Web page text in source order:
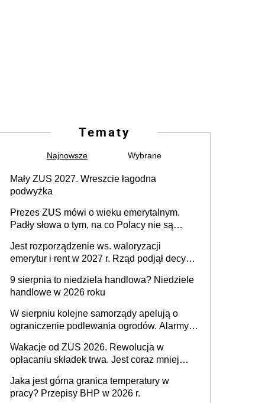
Tematy
Najnowsze Wybrane
Mały ZUS 2027. Wreszcie łagodna
podwyżka
Prezes ZUS mówi o wieku emerytalnym.
Padły słowa o tym, na co Polacy nie są
Jest rozporządzenie ws. waloryzacji
emerytur i rent w 2027 r. Rząd podjął decyzję
9 sierpnia to niedziela handlowa? Niedziele
handlowe w 2026 roku
W sierpniu kolejne samorządy apelują o
ograniczenie podlewania ogrodów. Alarmy w
może objąć cały kraj
Wakacje od ZUS 2026. Rewolucja w
opłacaniu składek trwa. Jest coraz mniej
Jaka jest górna granica temperatury w
pracy? Przepisy BHP w 2026 r.